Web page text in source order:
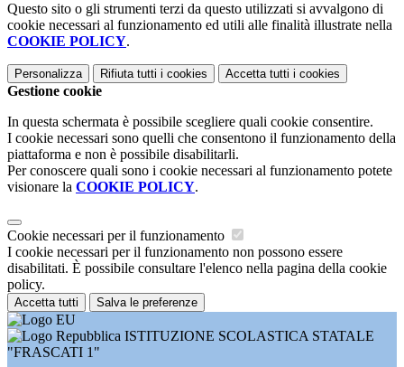
Questo sito o gli strumenti terzi da questo utilizzati si avvalgono di
cookie necessari al funzionamento ed utili alle finalità illustrate nella
COOKIE POLICY.
Personalizza Rifiuta tutti i cookies Accetta tutti i cookies
Gestione cookie
In questa schermata è possibile scegliere quali cookie consentire.
I cookie necessari sono quelli che consentono il funzionamento della
piattaforma e non è possibile disabilitarli.
Per conoscere quali sono i cookie necessari al funzionamento potete
visionare la COOKIE POLICY.
Cookie necessari per il funzionamento
I cookie necessari per il funzionamento non possono essere
disabilitati. È possibile consultare l'elenco nella pagina della cookie
policy.
Accetta tutti Salva le preferenze
ISTITUZIONE SCOLASTICA STATALE
"FRASCATI 1"